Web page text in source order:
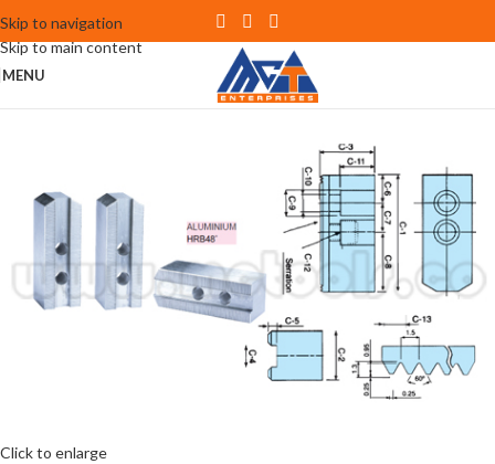
Skip to navigation
Skip to main content
MENU
Click to enlarge